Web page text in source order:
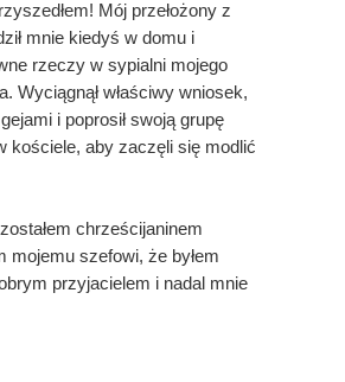
Mój przełożony z
mnie kiedyś w domu i
rzeczy w sypialni mojego
Wyciągnął właściwy wniosek,
i poprosił swoją grupę
kościele, aby zaczęli się modlić
chrześcijaninem
mojemu szefowi, że byłem
przyjacielem i nadal mnie